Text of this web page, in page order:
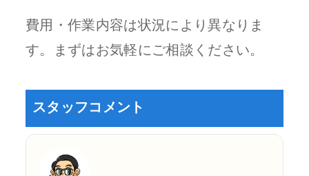
費用・作業内容は状況により異なりま
す。まずはお気軽にご相談ください。
スタッフコメント